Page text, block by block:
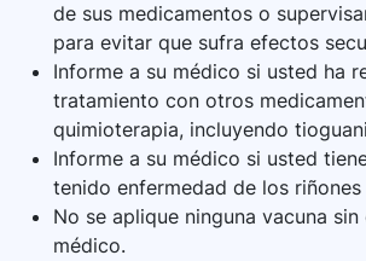
de sus medicamentos o
para evitar que sufra efectos
Informe a su médico si usted ha
tratamiento con otros
quimioterapia, incluyendo
Informe a su médico si usted
tenido enfermedad de los
No se aplique ninguna vacuna
médico.